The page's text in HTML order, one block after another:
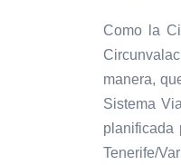
Como la
manera,
Sistema
planificada
Tenerife/